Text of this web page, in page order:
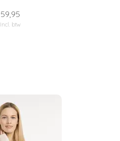
59,95
Incl. btw